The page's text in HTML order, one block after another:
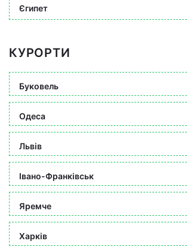
Єгипет
КУРОРТИ
Буковель
Одеса
Львів
Івано-Франківськ
Яремче
Харків